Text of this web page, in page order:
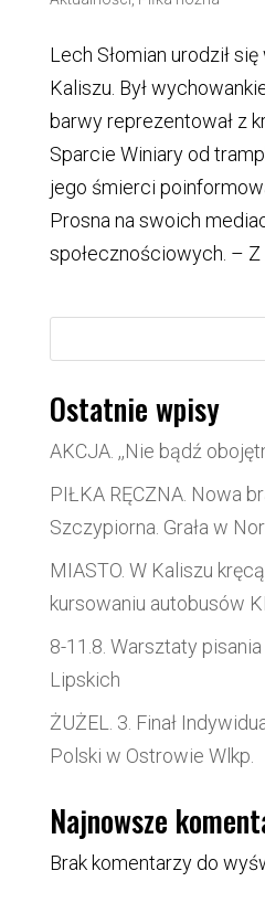
Lech Słomian urodził
Kaliszu. Był
barwy reprezentował z
Sparcie Winiary od
jego śmierci
Prosna na swoich
społecznościowych. – Z
Ostatnie wpisy
AKCJA. ,,Nie bądź
PIŁKA RĘCZNA. Nowa
Szczypiorna. Grała w
MIASTO. W Kaliszu
kursowaniu autobusów
8-11.8. Warsztaty
Lipskich
ŻUŻEL. 3. Finał
Polski w Ostrowie Wlkp.
Najnowsze
Brak komentarzy do